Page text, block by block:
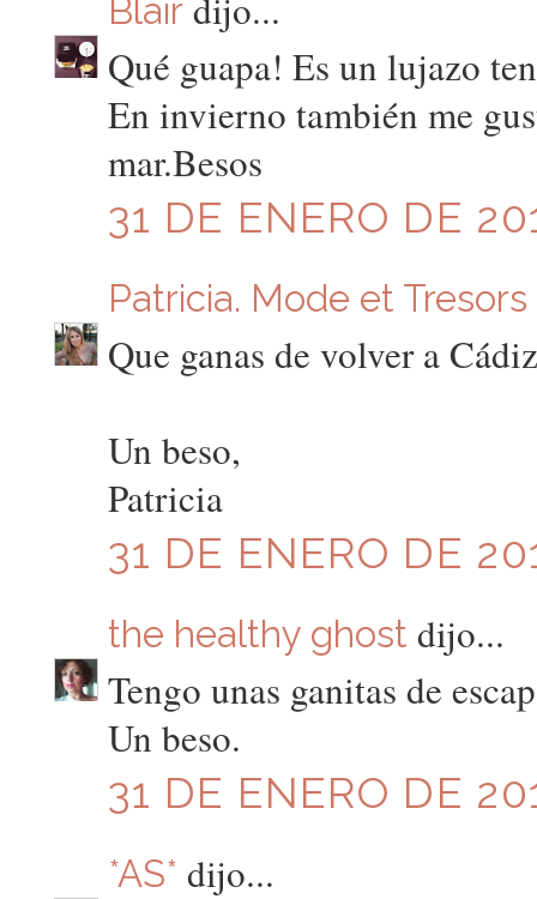
Blair
Qué guapa! Es un lujazo
En invierno también me
mar.Besos
31 DE ENERO DE
Patricia. Mode et Tresors
Que ganas de volver a
Un beso,
Patricia
31 DE ENERO DE
the healthy ghost dijo...
Tengo unas ganitas de
Un beso.
31 DE ENERO DE
*AS* dijo...